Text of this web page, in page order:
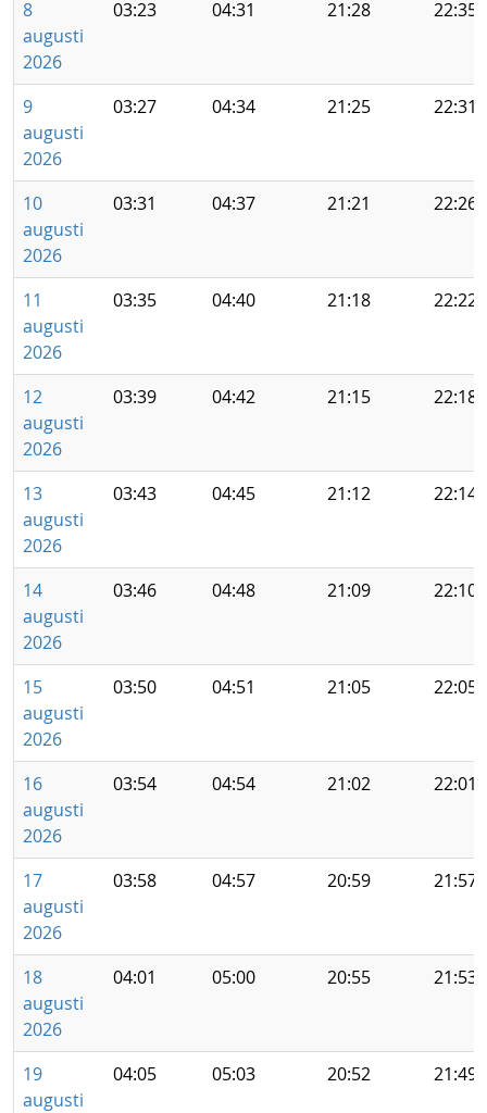
8
augusti
2026
03:23 04:31 21:28 22:35
9
augusti
2026
03:27 04:34 21:25 22:31
10
augusti
2026
03:31 04:37 21:21 22:26
11
augusti
2026
03:35 04:40 21:18 22:22
12
augusti
2026
03:39 04:42 21:15 22:18
13
augusti
2026
03:43 04:45 21:12 22:14
14
augusti
2026
03:46 04:48 21:09 22:10
15
augusti
2026
03:50 04:51 21:05 22:05
16
augusti
2026
03:54 04:54 21:02 22:01
17
augusti
2026
03:58 04:57 20:59 21:57
18
augusti
2026
04:01 05:00 20:55 21:53
19
augusti
04:05 05:03 20:52 21:49